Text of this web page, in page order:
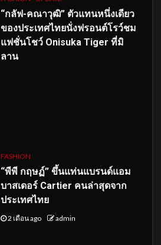
“กลัฟ-คณาวุฒิ” ตัวแทนหนึ่งเดียว
ของประเทศไทยนั่งฟรอนต์โรว์ชม
แฟชั่นโชว์ Onisuka Tiger ที่มิ
ลาน
FASHION
“พีพี กฤษฏ์” ขึ้นแท่นแบรนด์แอม
บาสเดอร์ Cartier คนล่าสุดจาก
ประเทศไทย
2 เดือน ago admin